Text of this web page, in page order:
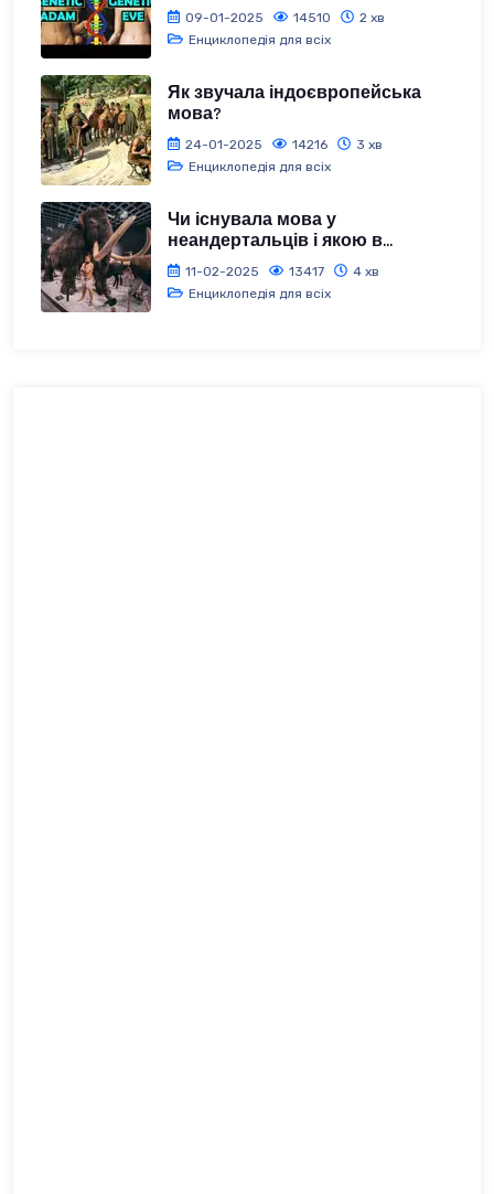
09-01-2025 14510
2 хв
Енциклопедія для всіх
Як звучала індоєвропейська
мова?
24-01-2025 14216
3 хв
Енциклопедія для всіх
Чи існувала мова у
неандертальців і якою в...
11-02-2025 13417
4 хв
Енциклопедія для всіх